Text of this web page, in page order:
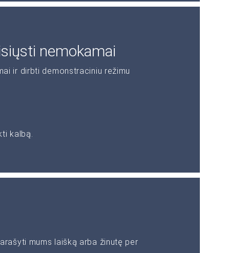
nemokamai
ir dirbti demonstraciniu režimu
kalbą.
mums laišką arba žinutę per